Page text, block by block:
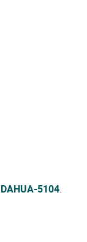
DAHUA-5104.